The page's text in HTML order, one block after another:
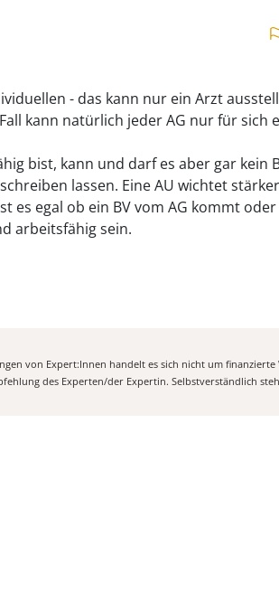
- das kann nur ein Arzt
kann natürlich jeder AG nur für sich
bist, kann und darf es aber gar kein
lassen. Eine AU wichtet
es egal ob ein BV vom AG kommt
von Expert:Innen handelt es sich nicht um finanzierte
des Experten/der Expertin. Selbstverständlich